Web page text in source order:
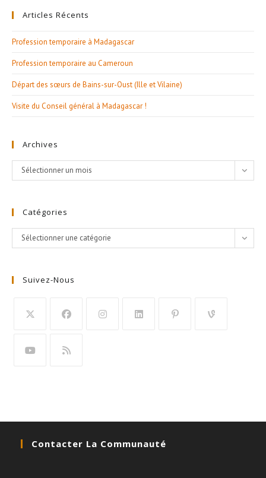
Articles Récents
Profession temporaire à Madagascar
Profession temporaire au Cameroun
Départ des sœurs de Bains-sur-Oust (Ille et Vilaine)
Visite du Conseil général à Madagascar !
Archives
Archives
Sélectionner un mois
Catégories
Catégories
Sélectionner une catégorie
Suivez-Nous
Contacter La Communauté